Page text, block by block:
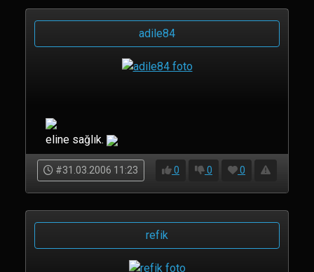
adile84
eline sağlık.
#31.03.2006 11:23 0 0 0
refik